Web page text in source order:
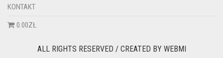
KONTAKT
0.00ZŁ
ALL RIGHTS RESERVED / CREATED BY WEBMI